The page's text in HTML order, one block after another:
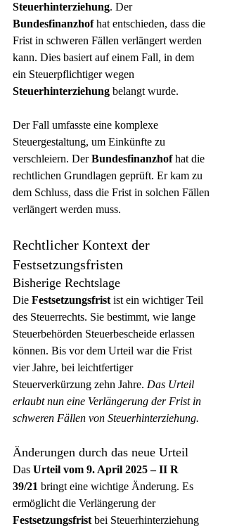
Steuerhinterziehung. Der
Bundesfinanzhof hat entschieden, dass die
Frist in schweren Fällen verlängert werden
kann. Dies basiert auf einem Fall, in dem
ein Steuerpflichtiger wegen
Steuerhinterziehung belangt wurde.
Der Fall umfasste eine komplexe
Steuergestaltung, um Einkünfte zu
verschleiern. Der Bundesfinanzhof hat die
rechtlichen Grundlagen geprüft. Er kam zu
dem Schluss, dass die Frist in solchen Fällen
verlängert werden muss.
Rechtlicher Kontext der
Festsetzungsfristen
Bisherige Rechtslage
Die Festsetzungsfrist ist ein wichtiger Teil
des Steuerrechts. Sie bestimmt, wie lange
Steuerbehörden Steuerbescheide erlassen
können. Bis vor dem Urteil war die Frist
vier Jahre, bei leichtfertiger
Steuerverkürzung zehn Jahre. Das Urteil
erlaubt nun eine Verlängerung der Frist in
schweren Fällen von Steuerhinterziehung.
Änderungen durch das neue Urteil
Das Urteil vom 9. April 2025 – II R
39/21 bringt eine wichtige Änderung. Es
ermöglicht die Verlängerung der
Festsetzungsfrist bei Steuerhinterziehung